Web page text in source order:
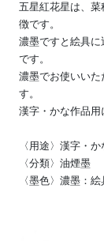
五星紅花星は、
徴です。
濃墨ですと絵具
です。
濃墨でお使いいた
す。
漢字・かな作品用
〈用途〉漢字・
〈分類〉油煙墨
〈墨色〉濃墨：